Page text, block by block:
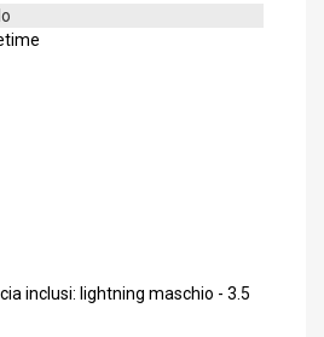
inclusi: lightning maschio - 3.5